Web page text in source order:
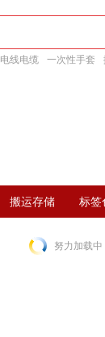
电线电缆 一次性手套
搬运存储 标签
努力加载